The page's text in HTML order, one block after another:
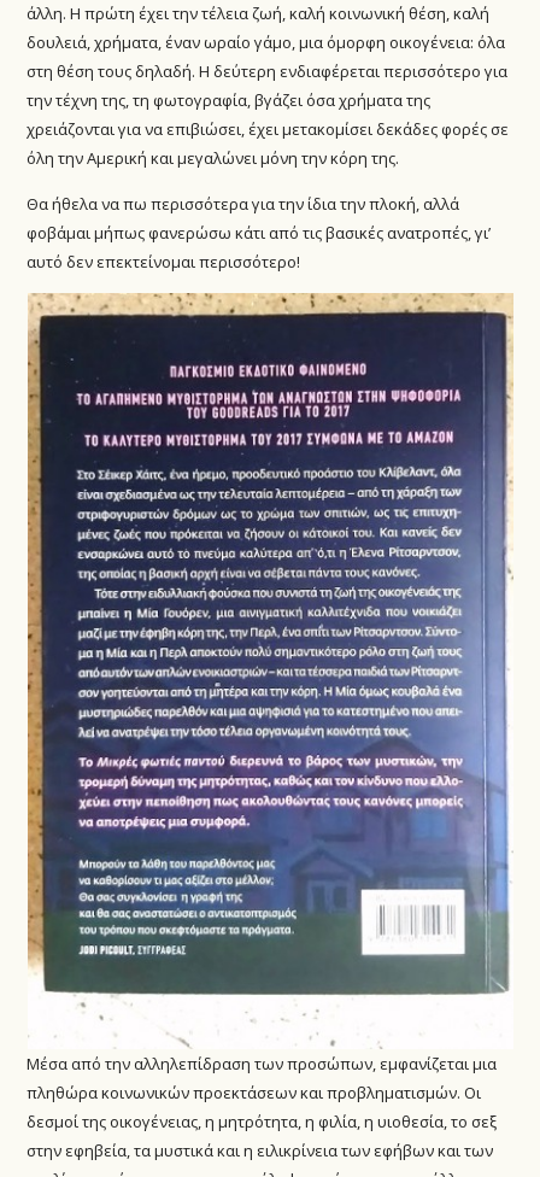
άλλη. Η πρώτη έχει την τέλεια ζωή, καλή κοινωνική θέση, καλή
δουλειά, χρήματα, έναν ωραίο γάμο, μια όμορφη οικογένεια: όλα
στη θέση τους δηλαδή. Η δεύτερη ενδιαφέρεται περισσότερο για
την τέχνη της, τη φωτογραφία, βγάζει όσα χρήματα της
χρειάζονται για να επιβιώσει, έχει μετακομίσει δεκάδες φορές σε
όλη την Αμερική και μεγαλώνει μόνη την κόρη της.
Θα ήθελα να πω περισσότερα για την ίδια την πλοκή, αλλά
φοβάμαι μήπως φανερώσω κάτι από τις βασικές ανατροπές, γι’
αυτό δεν επεκτείνομαι περισσότερο!
Μέσα από την αλληλεπίδραση των προσώπων, εμφανίζεται μια
πληθώρα κοινωνικών προεκτάσεων και προβληματισμών. Οι
δεσμοί της οικογένειας, η μητρότητα, η φιλία, η υιοθεσία, το σεξ
στην εφηβεία, τα μυστικά και η ειλικρίνεια των εφήβων και των